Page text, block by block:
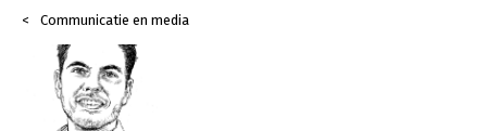
Communicatie en media